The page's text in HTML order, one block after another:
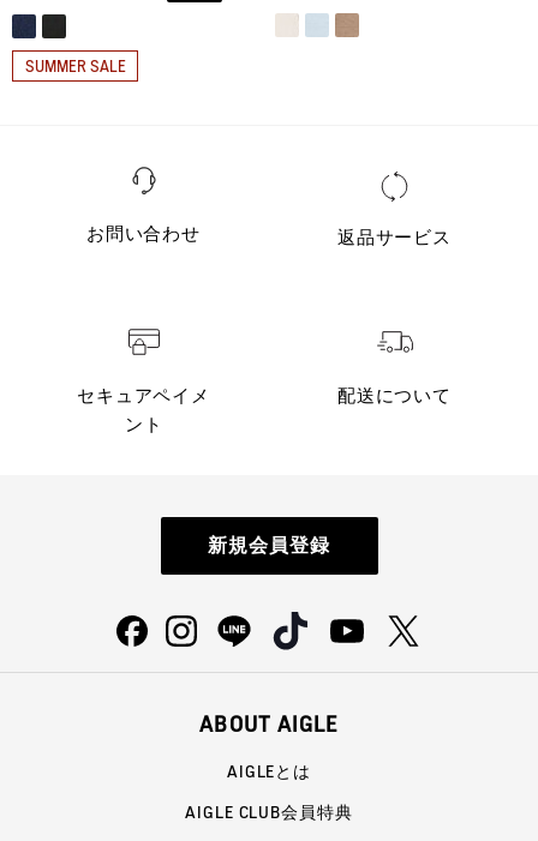
SUMMER SALE
お問い合わせ 返品サービス
セキュアペイメ
ント
配送について
新規会員登録
ABOUT AIGLE
AIGLEとは
AIGLE CLUB会員特典